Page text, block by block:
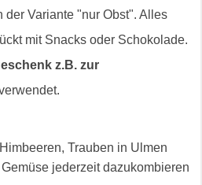
Variante "nur Obst". Alles
mit Snacks oder Schokolade.
z.B. zur
jederzeit dazukombieren